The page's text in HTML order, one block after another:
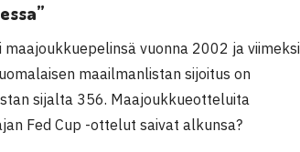
vuonna 2002 ja viimeksi
maailmanlistan sijoitus on
sijalta 356. Maajoukkueotteluita
Fed Cup -ottelut saivat alkunsa?